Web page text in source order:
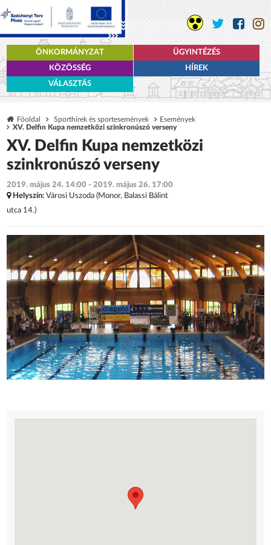
ÖNKORMÁNYZAT
ÜGYINTÉZÉS
KÖZÖSSÉG
HÍREK
VÁLASZTÁS
Főoldal Sporthírek és sportesemények
Események
XV. Delfin Kupa nemzetközi szinkronúszó verseny
XV. Delfin Kupa nemzetközi
szinkronúszó verseny
2019. május 24. 14:00 - 2019. május 26. 17:00
Helyszín: Városi Uszoda (Monor, Balassi Bálint
utca 14.)